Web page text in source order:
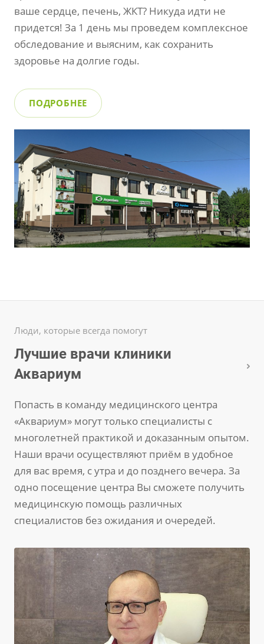
ваше сердце, печень, ЖКТ? Никуда идти не
придется! За 1 день мы проведем комплексное
обследование и выясним, как сохранить
здоровье на долгие годы.
ПОДРОБНЕЕ
Люди, которые всегда помогут
Лучшие врачи клиники
Аквариум
Попасть в команду медицинского центра
«Аквариум» могут только специалисты с
многолетней практикой и доказанным опытом.
Наши врачи осуществляют приём в удобное
для вас время, с утра и до позднего вечера. За
одно посещение центра Вы сможете получить
медицинскую помощь различных
специалистов без ожидания и очередей.